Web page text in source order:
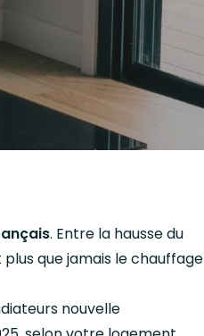
. Entre la hausse du
que jamais le chauffage
nouvelle